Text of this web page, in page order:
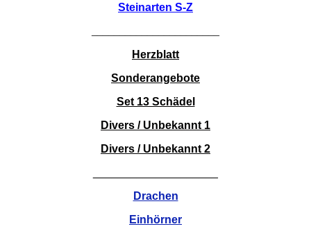
Steinarten S-Z
Herzblatt
Sonderangebote
Set 13 Schädel
Divers / Unbekannt 1
Divers / Unbekannt 2
Drachen
Einhörner